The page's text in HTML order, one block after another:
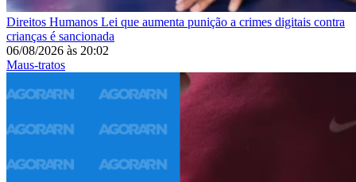
Direitos Humanos Lei que aumenta punição a crimes digitais contra
crianças é sancionada
06/08/2026 às 20:02
Maus-tratos